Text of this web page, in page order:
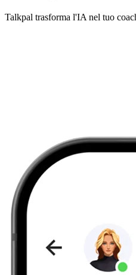
Talkpal trasforma l'IA nel tuo